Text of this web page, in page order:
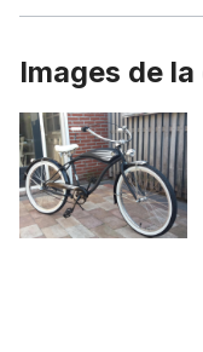
Images de